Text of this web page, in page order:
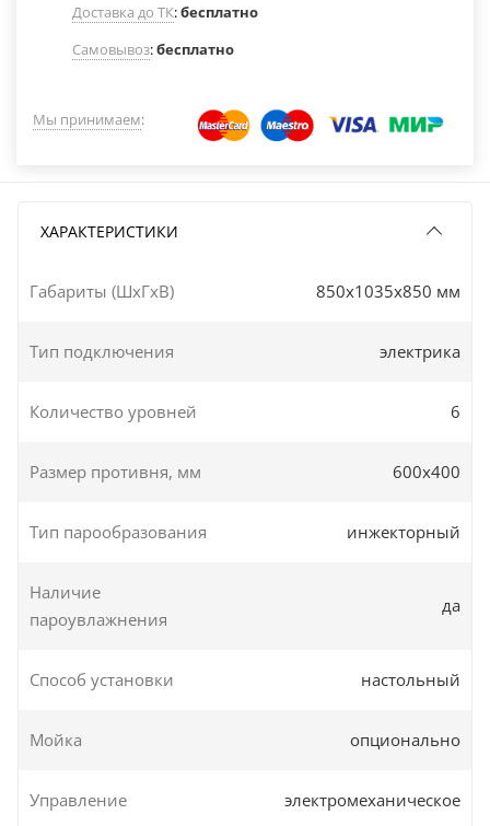
Доставка до ТК:бесплатно
Самовывоз:бесплатно
Мы принимаем:
ХАРАКТЕРИСТИКИ
Габариты (ШxГxВ) 850x1035x850 мм
Тип подключения электрика
Количество уровней 6
Размер противня, мм 600х400
Тип парообразования инжекторный
Наличие
пароувлажнения
да
Способ установки настольный
Мойка опционально
Управление электромеханическое